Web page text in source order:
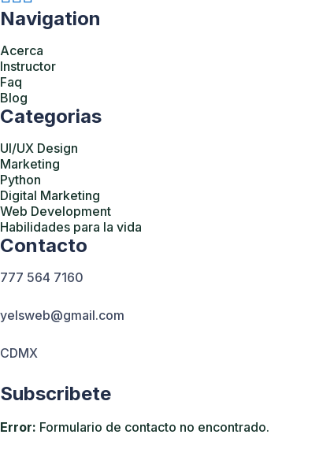
Navigation
Acerca
Instructor
Faq
Blog
Categorias
UI/UX Design
Marketing
Python
Digital Marketing
Web Development
Habilidades para la vida
Contacto
777 564 7160
yelsweb@gmail.com
CDMX
Subscribete
Error: Formulario de contacto no encontrado.